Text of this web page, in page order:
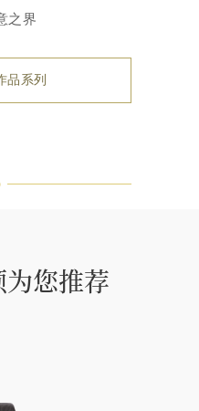
之界
品系列
您推荐